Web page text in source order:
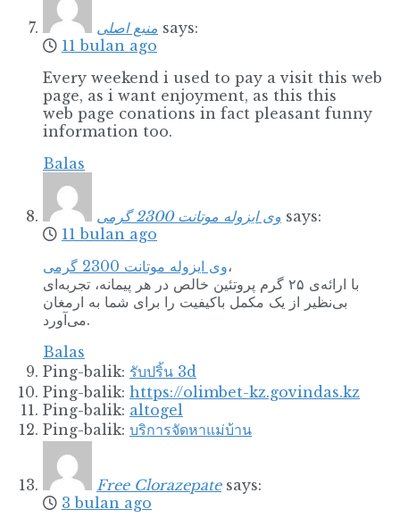
منبع اصلی says:
11 bulan ago
Every weekend i used to pay a visit this web
page, as i want enjoyment, as this this
web page conations in fact pleasant funny
information too.
Balas
وی ایزوله موتانت 2300 گرمی says:
11 bulan ago
وی ایزوله موتانت 2300 گرمی،
با ارائه‌ی ۲۵ گرم پروتئین خالص در هر پیمانه، تجربه‌ای
بی‌نظیر از یک مکمل باکیفیت را برای شما به ارمغان
می‌آورد.
Balas
Ping-balik: รับปริ้น 3d
Ping-balik: https://olimbet-kz.govindas.kz
Ping-balik: altogel
Ping-balik: บริการจัดหาแม่บ้าน
Free Clorazepate says:
3 bulan ago